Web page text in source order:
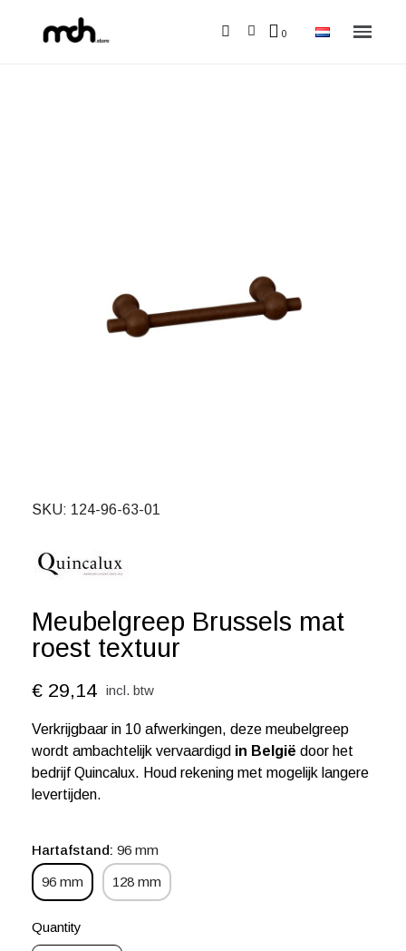
SKU 124-96-63-01
Meubelgreep Brussels mat
roest textuur
€ 29,14 incl. btw
Verkrijgbaar in 10 afwerkingen, deze meubelgreep
wordt ambachtelijk vervaardigd in België door het
bedrijf Quincalux. Houd rekening met mogelijk langere
levertijden.
Hartafstand 96 mm
96 mm 128 mm
Quantity